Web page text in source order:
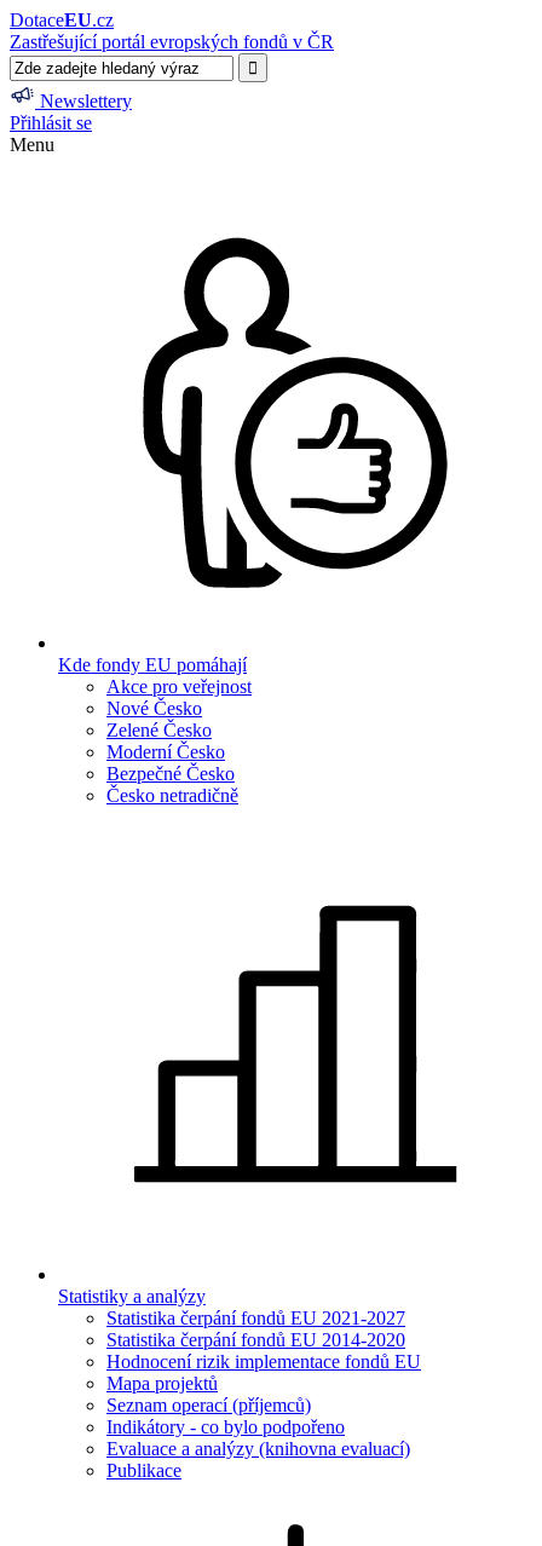
DotaceEU.cz
Zastřešující portál evropských fondů v ČR
Newslettery
Přihlásit se
Menu
Kde fondy EU pomáhají
Akce pro veřejnost
Nové Česko
Zelené Česko
Moderní Česko
Bezpečné Česko
Česko netradičně
Statistiky a analýzy
Statistika čerpání fondů EU 2021-2027
Statistika čerpání fondů EU 2014-2020
Hodnocení rizik implementace fondů EU
Mapa projektů
Seznam operací (příjemců)
Indikátory - co bylo podpořeno
Evaluace a analýzy (knihovna evaluací)
Publikace